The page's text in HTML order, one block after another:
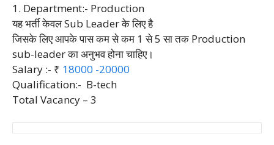
1. Department:- Production
यह भर्ती केवल Sub Leader के लिए है
जिसके लिए आपके पास कम से कम 1 से 5 सा तक Production
sub-leader का अनुभव होना चाहिए।
Salary :- ₹ 18000 -20000
Qualification:- B-tech
Total Vacancy – 3